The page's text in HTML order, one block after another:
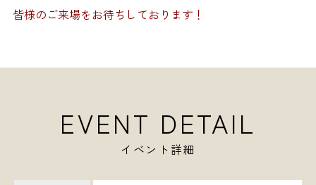
皆様のご来場をお待ちしております！
EVENT DETAIL
イベント詳細